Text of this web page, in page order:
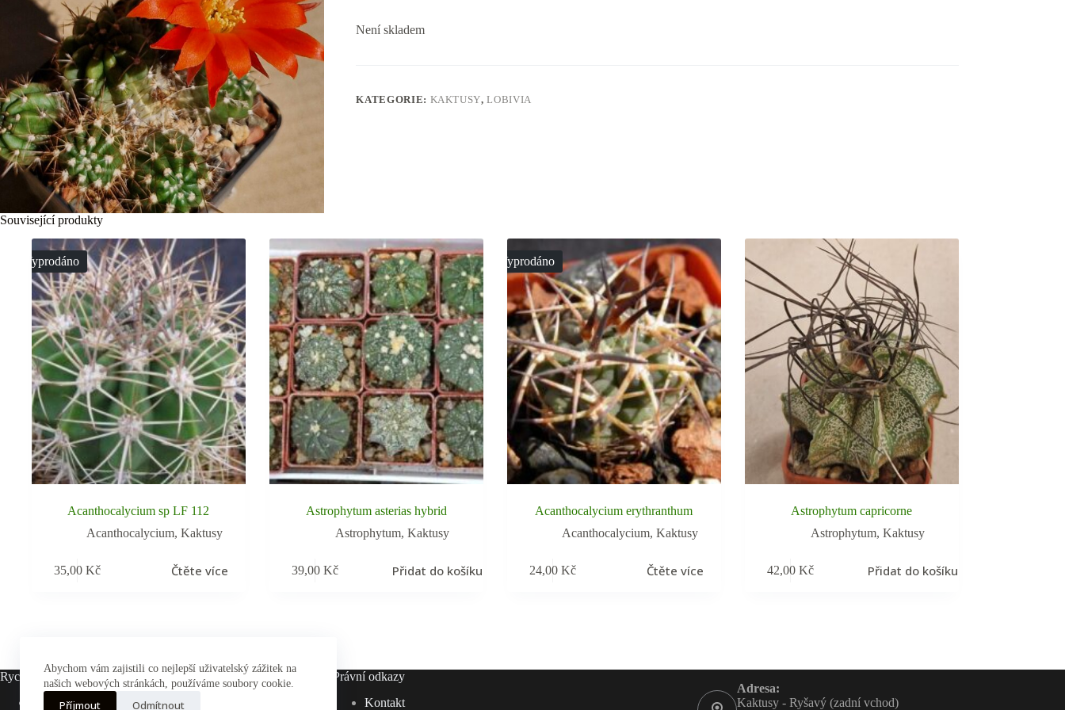
Abychom vám zajistili co nejlepší uživatelský zážitek na
našich webových stránkách, používáme soubory cookie.
Příjmout Odmítnout
Není skladem
KATEGORIE: KAKTUSY,LOBIVIA
Související produkty
Vyprodáno
Acanthocalycium sp LF 112
Acanthocalycium, Kaktusy
35,00 Kč Čtěte více
Astrophytum asterias hybrid
Astrophytum, Kaktusy
39,00 Kč Přidat do košíku
Vyprodáno
Acanthocalycium erythranthum
Acanthocalycium, Kaktusy
24,00 Kč Čtěte více
Astrophytum capricorne
Astrophytum, Kaktusy
42,00 Kč Přidat do košíku
Rychlé odkazy
Hlavní stránka
Právní odkazy
Kontakt
Adresa:
Kaktusy - Ryšavý (zadní vchod)